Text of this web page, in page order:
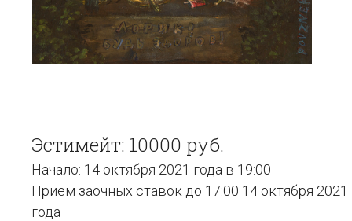
Эстимейт: 10000 руб.
Начало: 14 октября 2021 года в 19:00
Прием заочных ставок до 17:00 14 октября 2021
года